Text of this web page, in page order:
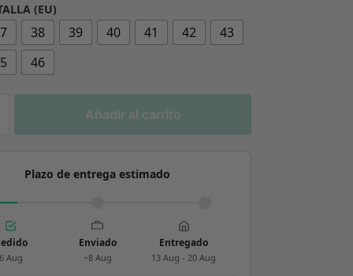
(EU)
38 39 40 41 42
43
46
Añadir al carrito
Plazo de entrega estimado
Aug
Enviado
~8 Aug
Entregado
13 Aug - 20 Aug